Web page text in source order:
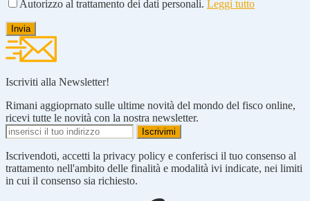
Autorizzo al trattamento dei dati personali. Leggi tutto
Iscriviti alla Newsletter!
Rimani aggioprnato sulle ultime novità del mondo del fisco online,
ricevi tutte le novità con la nostra newsletter.
Iscrivendoti, accetti la privacy policy e conferisci il tuo consenso al
trattamento nell'ambito delle finalità e modalità ivi indicate, nei limiti
in cui il consenso sia richiesto.